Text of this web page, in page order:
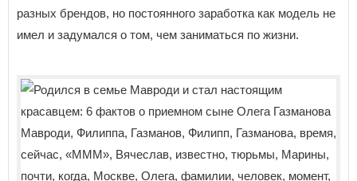
разных брендов, но постоянного заработка как модель не
имел и задумался о том, чем заниматься по жизни.